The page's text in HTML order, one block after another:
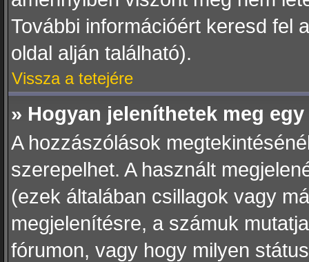
További információért keresd fel
oldal alján található).
Vissza a tetejére
» Hogyan jeleníthetek meg
A hozzászólások
szerepelhet. A használt
(ezek általában csillagok vagy
megjelenítésre, a számuk
fórumon, vagy hogy milyen